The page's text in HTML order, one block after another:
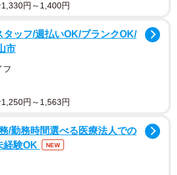
み会行く？」と聞かれて、「えっ…
と気まずい雰囲気になることもあり
と、あさのさんを飲み会から外して
円～1,400円
タッフ/週払いOK/ブランクOK/
市
フ
円～1,563円
/勤務時間選べる医療法人での
経験OK
NEW